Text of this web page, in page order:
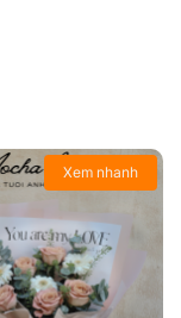
Xem nhanh